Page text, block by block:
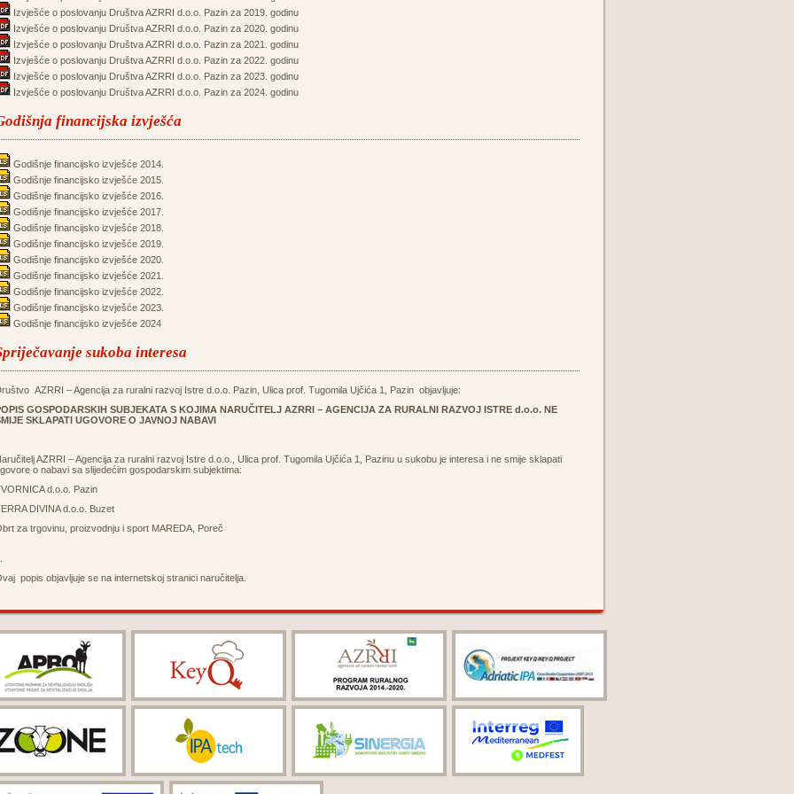
Izvješće o poslovanju Društva AZRRI d.o.o. Pazin za 2019. godinu
Izvješće o poslovanju Društva AZRRI d.o.o. Pazin za 2020. godinu
Izvješće o poslovanju Društva AZRRI d.o.o. Pazin za 2021. godinu
Izvješće o poslovanju Društva AZRRI d.o.o. Pazin za 2022. godinu
Izvješće o poslovanju Društva AZRRI d.o.o. Pazin za 2023. godinu
Izvješće o poslovanju Društva AZRRI d.o.o. Pazin za 2024. godinu
financijska izvješća
Godišnje financijsko izvješće 2014.
Godišnje financijsko izvješće 2015.
Godišnje financijsko izvješće 2016.
Godišnje financijsko izvješće 2017.
Godišnje financijsko izvješće 2018.
Godišnje financijsko izvješće 2019.
Godišnje financijsko izvješće 2020.
Godišnje financijsko izvješće 2021.
Godišnje financijsko izvješće 2022.
Godišnje financijsko izvješće 2023.
Godišnje financijsko izvješće 2024
sukoba interesa
AZRRI – Agencija za ruralni razvoj Istre d.o.o. Pazin, Ulica prof. Tugomila Ujčića 1, Pazin objavljuje:
GOSPODARSKIH SUBJEKATA S KOJIMA NARUČITELJ AZRRI – AGENCIJA ZA RURALNI RAZVOJ ISTRE d.o.o. NE
SKLAPATI UGOVORE O JAVNOJ NABAVI
AZRRI – Agencija za ruralni razvoj Istre d.o.o., Ulica prof. Tugomila Ujčića 1, Pazinu u sukobu je interesa i ne smije sklapati
o nabavi sa slijedećim gospodarskim subjektima:
d.o.o. Pazin
DIVINA d.o.o. Buzet
za trgovinu, proizvodnju i sport MAREDA, Poreč
popis objavljuje se na internetskoj stranici naručitelja.